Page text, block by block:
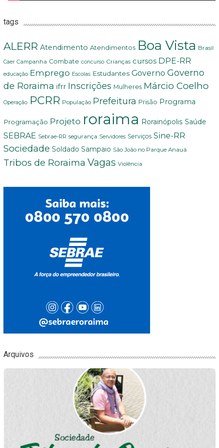
tags
ALERR Atendimento Atendimentos Boa Vista Brasil
Caer Campanha Combate concurso Crianças cursos DPE-RR
educação Emprego Escolas Estudantes Governo Governo
de Roraima ifrr Inscrições Mulheres Márcio Coelho
Operação PCRR População Prefeitura Prisão Programa
Programação Projeto roraima Rorainópolis Saúde
SEBRAE Sebrae-RR segurança Servidores Serviços Sine-RR
Sociedade Soldado Sampaio São João no Parque Anauá
Tribos de Roraima Vagas Violência
Arquivos